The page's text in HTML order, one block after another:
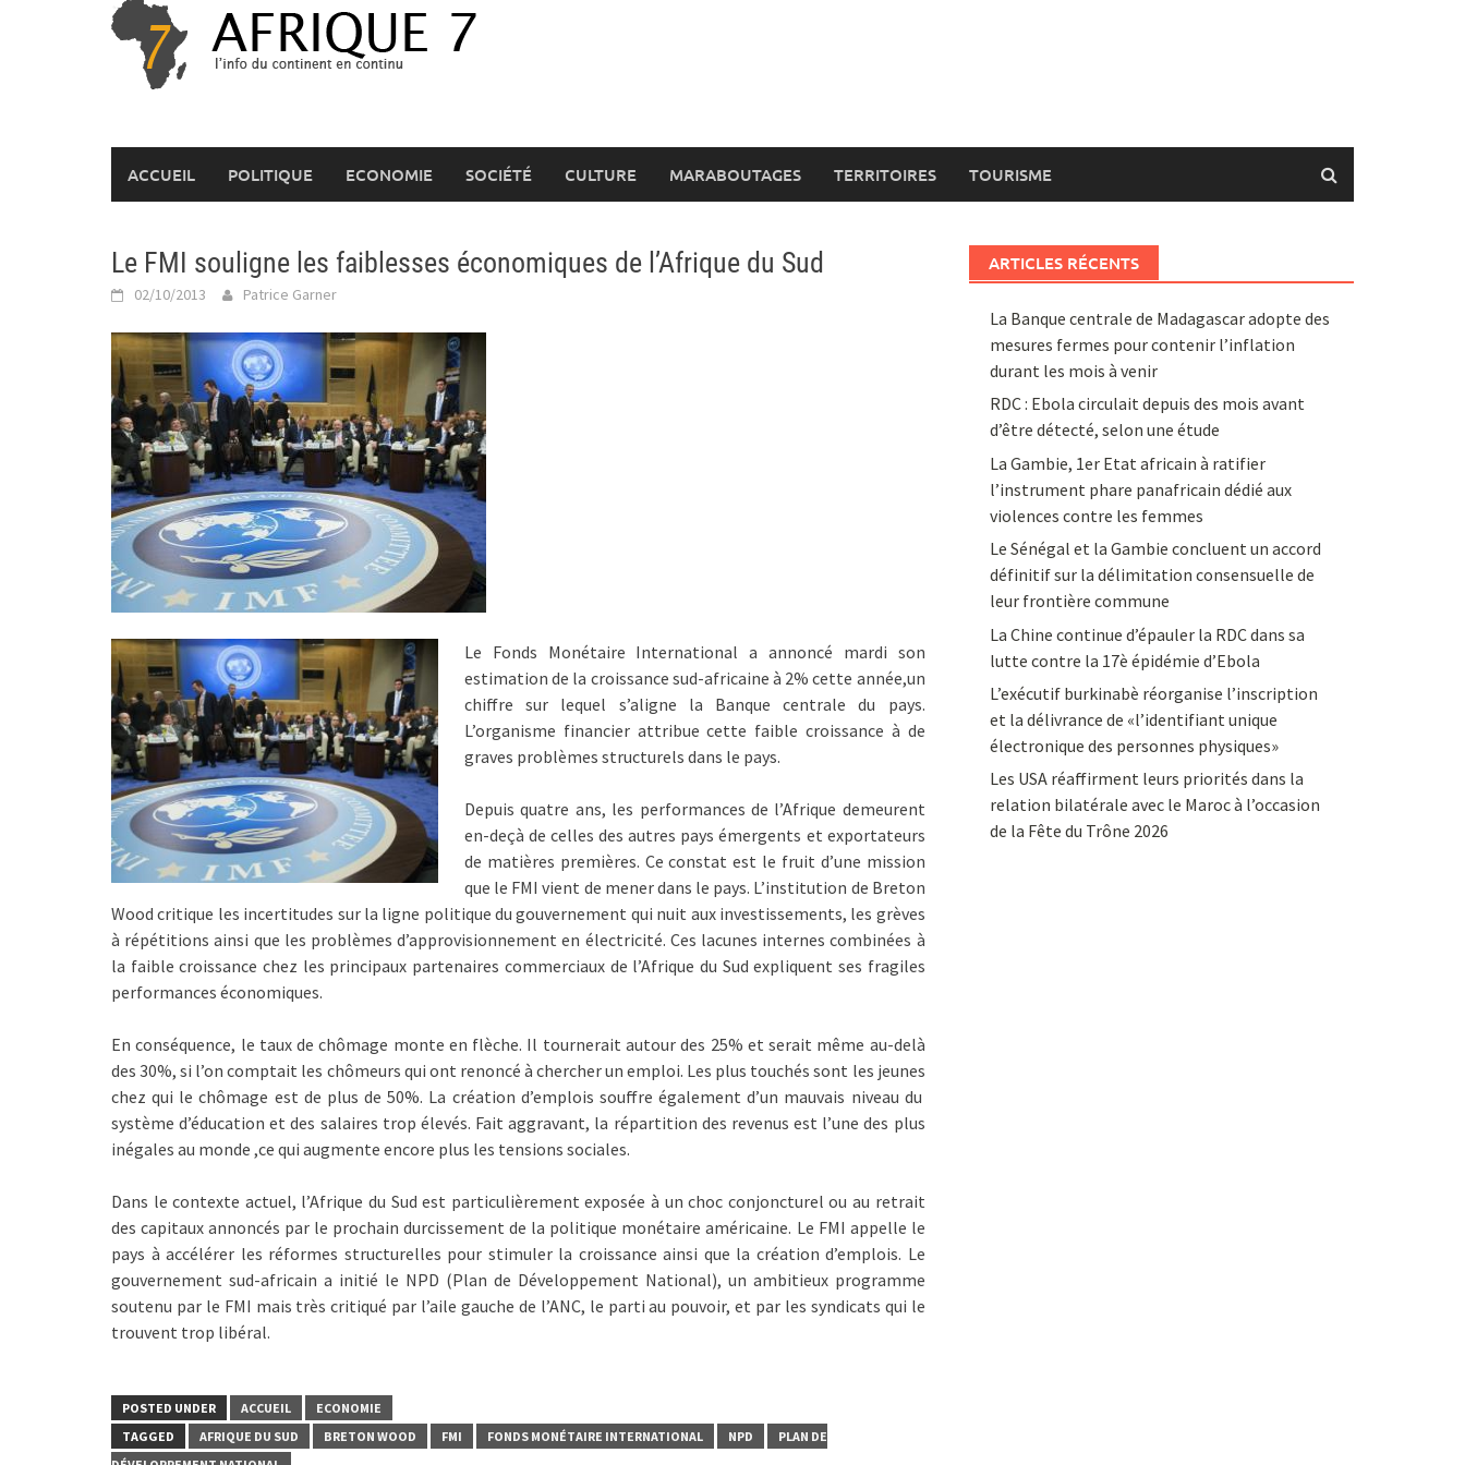
ACCUEIL POLITIQUE ECONOMIE SOCIÉTÉ CULTURE MARABOUTAGES TERRITOIRES TOURISME
Le FMI souligne les faiblesses économiques de l’Afrique du Sud
02/10/2013 Patrice Garner
Le Fonds Monétaire International a annoncé mardi son
estimation de la croissance sud-africaine à 2% cette année,un
chiffre sur lequel s’aligne la Banque centrale du pays.
L’organisme financier attribue cette faible croissance à de
graves problèmes structurels dans le pays.
Depuis quatre ans, les performances de l’Afrique demeurent
en-deçà de celles des autres pays émergents et exportateurs
de matières premières. Ce constat est le fruit d’une mission
que le FMI vient de mener dans le pays. L’institution de Breton
Wood critique les incertitudes sur la ligne politique du gouvernement qui nuit aux investissements, les grèves
à répétitions ainsi que les problèmes d’approvisionnement en électricité. Ces lacunes internes combinées à
la faible croissance chez les principaux partenaires commerciaux de l’Afrique du Sud expliquent ses fragiles
performances économiques.
En conséquence, le taux de chômage monte en flèche. Il tournerait autour des 25% et serait même au-delà
des 30%, si l’on comptait les chômeurs qui ont renoncé à chercher un emploi. Les plus touchés sont les jeunes
chez qui le chômage est de plus de 50%. La création d’emplois souffre également d’un mauvais niveau du
système d’éducation et des salaires trop élevés. Fait aggravant, la répartition des revenus est l’une des plus
inégales au monde ,ce qui augmente encore plus les tensions sociales.
Dans le contexte actuel, l’Afrique du Sud est particulièrement exposée à un choc conjoncturel ou au retrait
des capitaux annoncés par le prochain durcissement de la politique monétaire américaine. Le FMI appelle le
pays à accélérer les réformes structurelles pour stimuler la croissance ainsi que la création d’emplois. Le
gouvernement sud-africain a initié le NPD (Plan de Développement National), un ambitieux programme
soutenu par le FMI mais très critiqué par l’aile gauche de l’ANC, le parti au pouvoir, et par les syndicats qui le
trouvent trop libéral.
POSTED UNDER ACCUEIL
ECONOMIE
TAGGED
AFRIQUE DU SUD BRETON WOOD FMI FONDS MONÉTAIRE INTERNATIONAL NPD
PLAN DE
ARTICLES RÉCENTS
La Banque centrale de Madagascar adopte des
mesures fermes pour contenir l’inflation
durant les mois à venir
RDC : Ebola circulait depuis des mois avant
d’être détecté, selon une étude
La Gambie, 1er Etat africain à ratifier
l’instrument phare panafricain dédié aux
violences contre les femmes
Le Sénégal et la Gambie concluent un accord
définitif sur la délimitation consensuelle de
leur frontière commune
La Chine continue d’épauler la RDC dans sa
lutte contre la 17è épidémie d’Ebola
L’exécutif burkinabè réorganise l’inscription
et la délivrance de «l’identifiant unique
électronique des personnes physiques»
Les USA réaffirment leurs priorités dans la
relation bilatérale avec le Maroc à l’occasion
de la Fête du Trône 2026